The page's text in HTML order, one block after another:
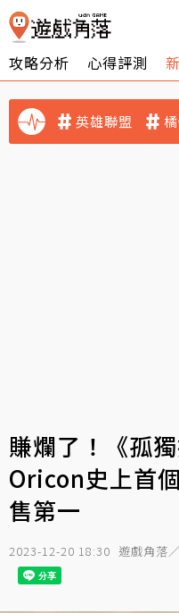
攻略分析 心得評測
英雄聯盟
賺爛了！《孤
Oricon史上首
售第一
2023-12-20 18:30 遊戲角落